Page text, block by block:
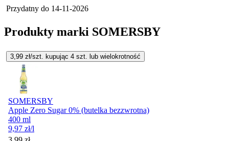
Przydatny do 14-11-2026
Produkty marki SOMERSBY
3,99 zł/szt. kupując 4 szt. lub wielokrotność
SOMERSBY
Apple Zero Sugar 0% (butelka bezzwrotna)
400 ml
9,97 zł/l